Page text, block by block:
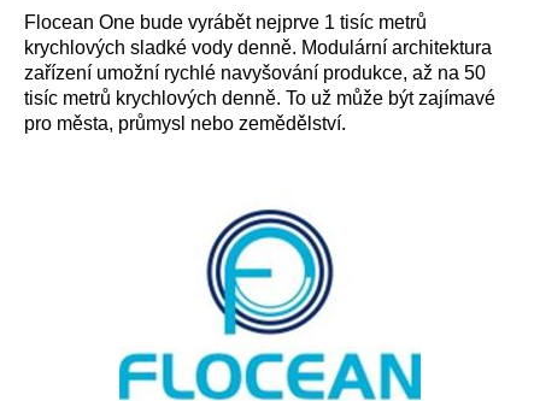
Flocean One bude vyrábět nejprve 1 tisíc metrů
krychlových sladké vody denně. Modulární architektura
zařízení umožní rychlé navyšování produkce, až na 50
tisíc metrů krychlových denně. To už může být zajímavé
pro města, průmysl nebo zemědělství.